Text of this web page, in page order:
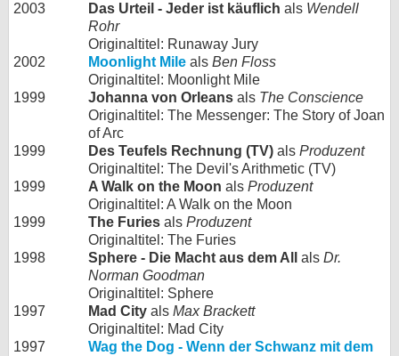
2003
Das Urteil - Jeder ist käuflich als Wendell
Rohr
Originaltitel: Runaway Jury
2002
Moonlight Mile als Ben Floss
Originaltitel: Moonlight Mile
1999
Johanna von Orleans als The Conscience
Originaltitel: The Messenger: The Story of Joan
of Arc
1999
Des Teufels Rechnung (TV) als Produzent
Originaltitel: The Devil's Arithmetic (TV)
1999
A Walk on the Moon als Produzent
Originaltitel: A Walk on the Moon
1999
The Furies als Produzent
Originaltitel: The Furies
1998
Sphere - Die Macht aus dem All als Dr.
Norman Goodman
Originaltitel: Sphere
1997
Mad City als Max Brackett
Originaltitel: Mad City
1997
Wag the Dog - Wenn der Schwanz mit dem